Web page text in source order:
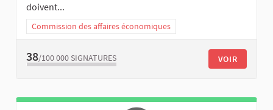
doivent...
Commission des affaires économiques
38/100 000 SIGNATURES VOIR